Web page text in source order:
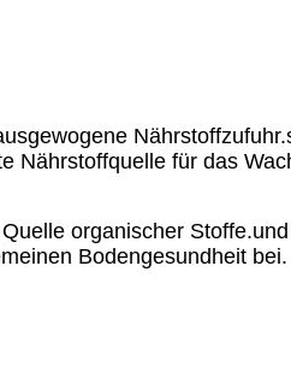
Nährstoffquelle für das
organischer
Bodengesundheit bei.